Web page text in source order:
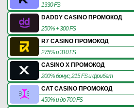
1330 FS
DADDY CASINO ПРОМОКОД
250% + 300 FS
R7 CASINO ПРОМОКОД
275% и 310 FS
CASINO X ПРОМОКОД
200% бонус, 215 FS и фрибет
CAT CASINO ПРОМОКОД
450% и до 700 FS